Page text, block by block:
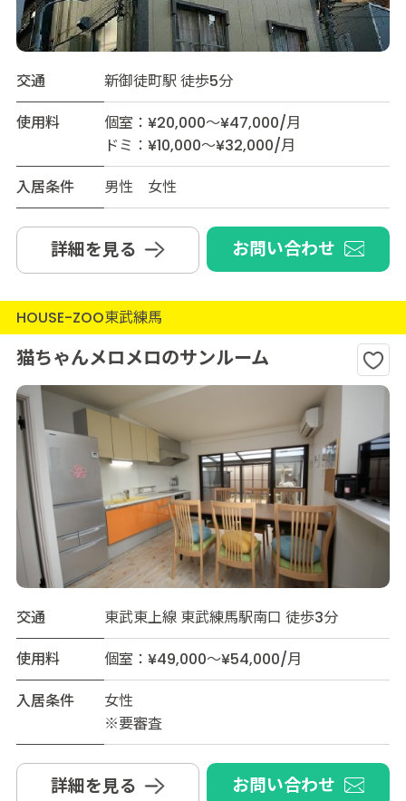
交通
新御徒町駅 徒歩5分
使用料
個室：¥20,000～¥47,000/月
ドミ：¥10,000～¥32,000/月
入居条件
男性 女性
詳細を見る お問い合わせ
HOUSE-ZOO東武練馬
猫ちゃんメロメロのサンルーム
交通
東武東上線 東武練馬駅南口 徒歩3分
使用料
個室：¥49,000～¥54,000/月
入居条件
女性
※要審査
詳細を見る お問い合わせ